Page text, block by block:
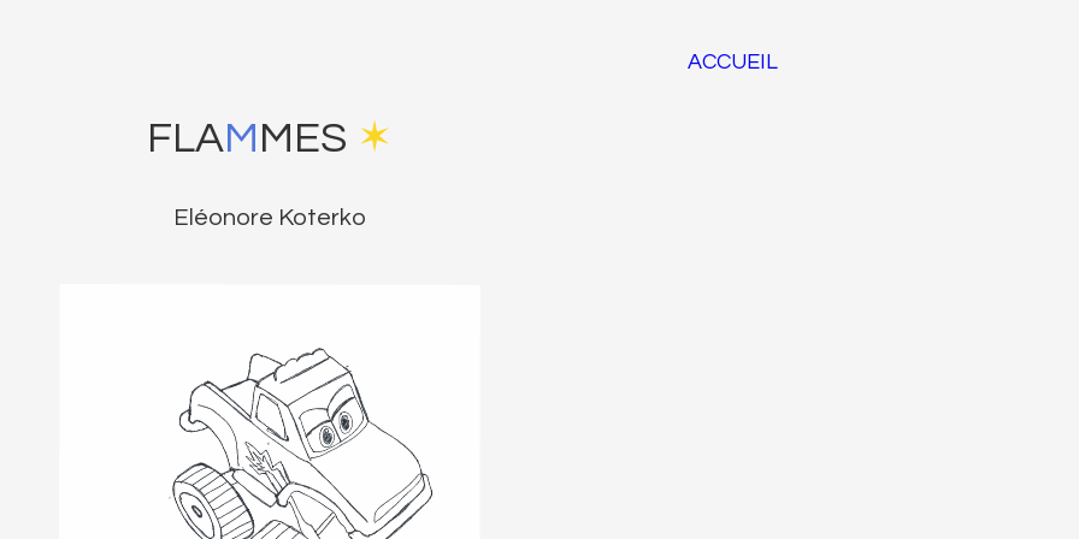
ACCUEIL
FLAMMES ✶
Eléonore Koterko